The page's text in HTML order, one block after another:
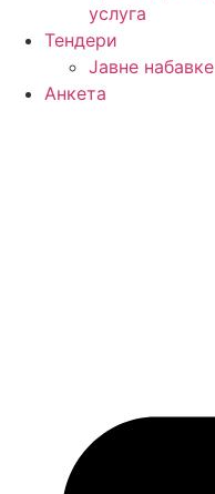
услуга
Тендери
Јавне набавке
Анкета